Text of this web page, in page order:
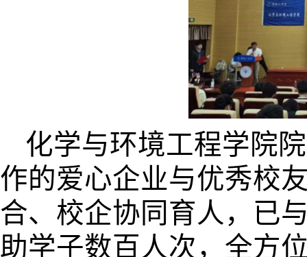
化学与环境工程学院
作的爱心企业与优秀校
合、校企协同育人，已
助学子数百人次，全方